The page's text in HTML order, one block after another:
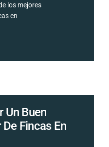
los mejores
en
Un Buen
Fincas En